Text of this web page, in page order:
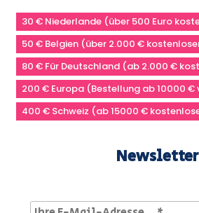
30 € Niederlande (über 500 Euro
50 € Belgien (über 2.000 €
80 € Für Deutschland (ab 2.000 €
200 € Europa (Bestellung ab 10000
400 € Schweiz (ab 15000 €
Newsletter